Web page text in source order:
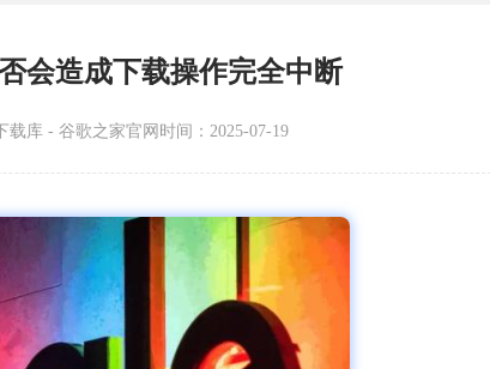
会造成下载操作完全中断
载库 - 谷歌之家官网 时间：2025-07-19